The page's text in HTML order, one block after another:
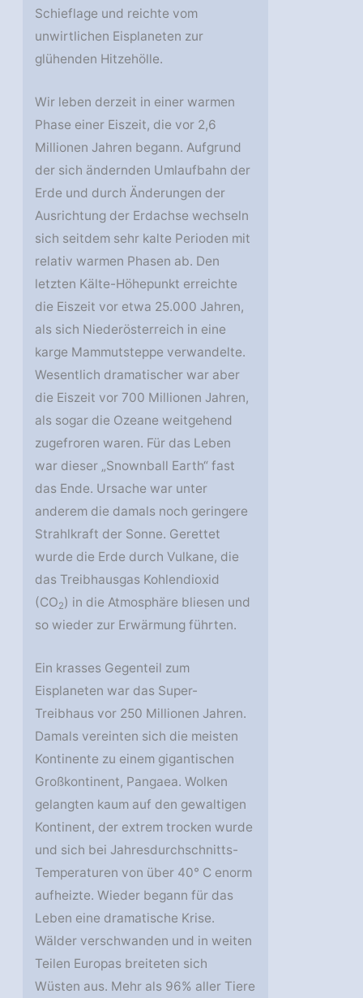
Schieflage und reichte vom
unwirtlichen Eisplaneten zur
glühenden Hitzehölle.
Wir leben derzeit in einer warmen
Phase einer Eiszeit, die vor 2,6
Millionen Jahren begann. Aufgrund
der sich ändernden Umlaufbahn der
Erde und durch Änderungen der
Ausrichtung der Erdachse wechseln
sich seitdem sehr kalte Perioden mit
relativ warmen Phasen ab. Den
letzten Kälte-Höhepunkt erreichte
die Eiszeit vor etwa 25.000 Jahren,
als sich Niederösterreich in eine
karge Mammutsteppe verwandelte.
Wesentlich dramatischer war aber
die Eiszeit vor 700 Millionen Jahren,
als sogar die Ozeane weitgehend
zugefroren waren. Für das Leben
war dieser „Snownball Earth“ fast
das Ende. Ursache war unter
anderem die damals noch geringere
Strahlkraft der Sonne. Gerettet
wurde die Erde durch Vulkane, die
das Treibhausgas Kohlendioxid
(CO2) in die Atmosphäre bliesen und
so wieder zur Erwärmung führten.
Ein krasses Gegenteil zum
Eisplaneten war das Super-
Treibhaus vor 250 Millionen Jahren.
Damals vereinten sich die meisten
Kontinente zu einem gigantischen
Großkontinent, Pangaea. Wolken
gelangten kaum auf den gewaltigen
Kontinent, der extrem trocken wurde
und sich bei Jahresdurchschnitts-
Temperaturen von über 40° C enorm
aufheizte. Wieder begann für das
Leben eine dramatische Krise.
Wälder verschwanden und in weiten
Teilen Europas breiteten sich
Wüsten aus. Mehr als 96% aller Tiere